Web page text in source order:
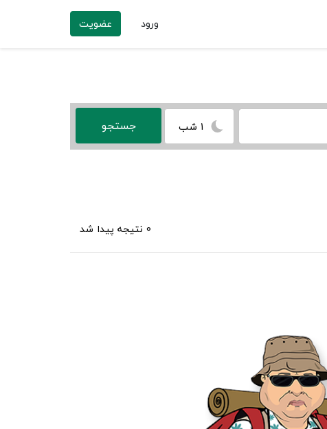
ورود عضویت
1 شب
0 نتیجه پیدا شد